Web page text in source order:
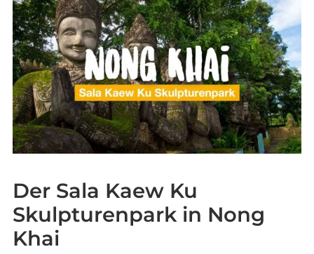
Der Sala Kaew Ku
Skulpturenpark in Nong
Khai